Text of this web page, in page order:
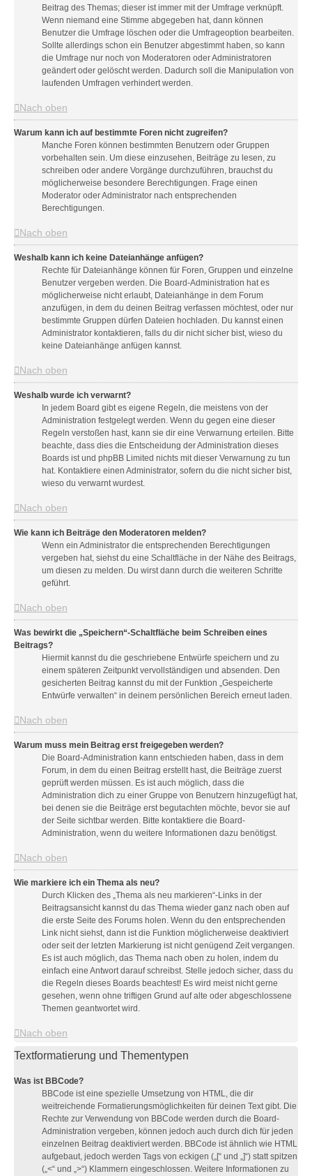
Beitrag des Themas; dieser ist immer mit der Umfrage verknüpft.
Wenn niemand eine Stimme abgegeben hat, dann können
Benutzer die Umfrage löschen oder die Umfrageoption bearbeiten.
Sollte allerdings schon ein Benutzer abgestimmt haben, so kann
die Umfrage nur noch von Moderatoren oder Administratoren
geändert oder gelöscht werden. Dadurch soll die Manipulation von
laufenden Umfragen verhindert werden.
Nach oben
Warum kann ich auf bestimmte Foren nicht zugreifen?
Manche Foren können bestimmten Benutzern oder Gruppen
vorbehalten sein. Um diese einzusehen, Beiträge zu lesen, zu
schreiben oder andere Vorgänge durchzuführen, brauchst du
möglicherweise besondere Berechtigungen. Frage einen
Moderator oder Administrator nach entsprechenden
Berechtigungen.
Nach oben
Weshalb kann ich keine Dateianhänge anfügen?
Rechte für Dateianhänge können für Foren, Gruppen und einzelne
Benutzer vergeben werden. Die Board-Administration hat es
möglicherweise nicht erlaubt, Dateianhänge in dem Forum
anzufügen, in dem du deinen Beitrag verfassen möchtest, oder nur
bestimmte Gruppen dürfen Dateien hochladen. Du kannst einen
Administrator kontaktieren, falls du dir nicht sicher bist, wieso du
keine Dateianhänge anfügen kannst.
Nach oben
Weshalb wurde ich verwarnt?
In jedem Board gibt es eigene Regeln, die meistens von der
Administration festgelegt werden. Wenn du gegen eine dieser
Regeln verstoßen hast, kann sie dir eine Verwarnung erteilen. Bitte
beachte, dass dies die Entscheidung der Administration dieses
Boards ist und phpBB Limited nichts mit dieser Verwarnung zu tun
hat. Kontaktiere einen Administrator, sofern du die nicht sicher bist,
wieso du verwarnt wurdest.
Nach oben
Wie kann ich Beiträge den Moderatoren melden?
Wenn ein Administrator die entsprechenden Berechtigungen
vergeben hat, siehst du eine Schaltfläche in der Nähe des Beitrags,
um diesen zu melden. Du wirst dann durch die weiteren Schritte
geführt.
Nach oben
Was bewirkt die „Speichern“-Schaltfläche beim Schreiben eines
Beitrags?
Hiermit kannst du die geschriebene Entwürfe speichern und zu
einem späteren Zeitpunkt vervollständigen und absenden. Den
gesicherten Beitrag kannst du mit der Funktion „Gespeicherte
Entwürfe verwalten“ in deinem persönlichen Bereich erneut laden.
Nach oben
Warum muss mein Beitrag erst freigegeben werden?
Die Board-Administration kann entschieden haben, dass in dem
Forum, in dem du einen Beitrag erstellt hast, die Beiträge zuerst
geprüft werden müssen. Es ist auch möglich, dass die
Administration dich zu einer Gruppe von Benutzern hinzugefügt hat,
bei denen sie die Beiträge erst begutachten möchte, bevor sie auf
der Seite sichtbar werden. Bitte kontaktiere die Board-
Administration, wenn du weitere Informationen dazu benötigst.
Nach oben
Wie markiere ich ein Thema als neu?
Durch Klicken des „Thema als neu markieren“-Links in der
Beitragsansicht kannst du das Thema wieder ganz nach oben auf
die erste Seite des Forums holen. Wenn du den entsprechenden
Link nicht siehst, dann ist die Funktion möglicherweise deaktiviert
oder seit der letzten Markierung ist nicht genügend Zeit vergangen.
Es ist auch möglich, das Thema nach oben zu holen, indem du
einfach eine Antwort darauf schreibst. Stelle jedoch sicher, dass du
die Regeln dieses Boards beachtest! Es wird meist nicht gerne
gesehen, wenn ohne triftigen Grund auf alte oder abgeschlossene
Themen geantwortet wird.
Nach oben
Textformatierung und Thementypen
Was ist BBCode?
BBCode ist eine spezielle Umsetzung von HTML, die dir
weitreichende Formatierungsmöglichkeiten für deinen Text gibt. Die
Rechte zur Verwendung von BBCode werden durch die Board-
Administration vergeben, können jedoch auch durch dich für jeden
einzelnen Beitrag deaktiviert werden. BBCode ist ähnlich wie HTML
aufgebaut, jedoch werden Tags von eckigen („[“ und „]“) statt spitzen
(„<“ und „>“) Klammern eingeschlossen. Weitere Informationen zu